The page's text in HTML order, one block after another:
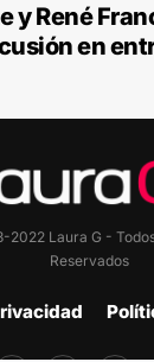
y René
en
2022 Laura G -
Reservados